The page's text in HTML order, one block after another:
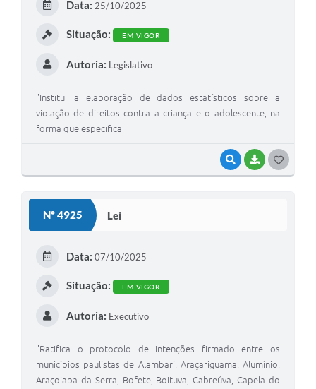
VISUALIZAR
BAIXAR
Data: 25/10/2025
Situação: EM VIGOR
Autoria: Legislativo
"Institui a elaboração de dados estatísticos sobre a
violação de direitos contra a criança e o adolescente, na
forma que especifica
Nº 4925 Lei
Data: 07/10/2025
Situação: EM VIGOR
Autoria: Executivo
"Ratifica o protocolo de intenções firmado entre os
municípios paulistas de Alambari, Araçariguama, Alumínio,
Araçoiaba da Serra, Bofete, Boituva, Cabreúva, Capela do